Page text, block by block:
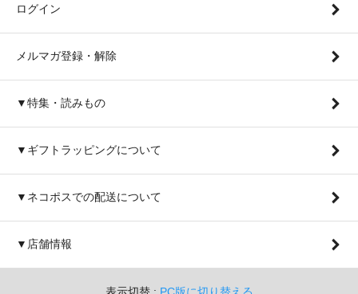
ログイン
メルマガ登録・解除
▼特集・読みもの
▼ギフトラッピングについて
▼ネコポスでの配送について
▼店舗情報
表示切替 : PC版に切り替える